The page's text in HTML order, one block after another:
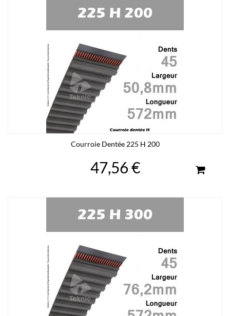
Courroie Dentée 225 H 200
47,56 €